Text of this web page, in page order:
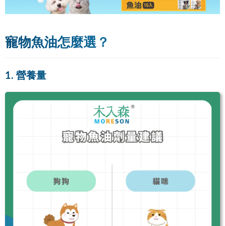
寵物魚油怎麼選？
1. 營養量